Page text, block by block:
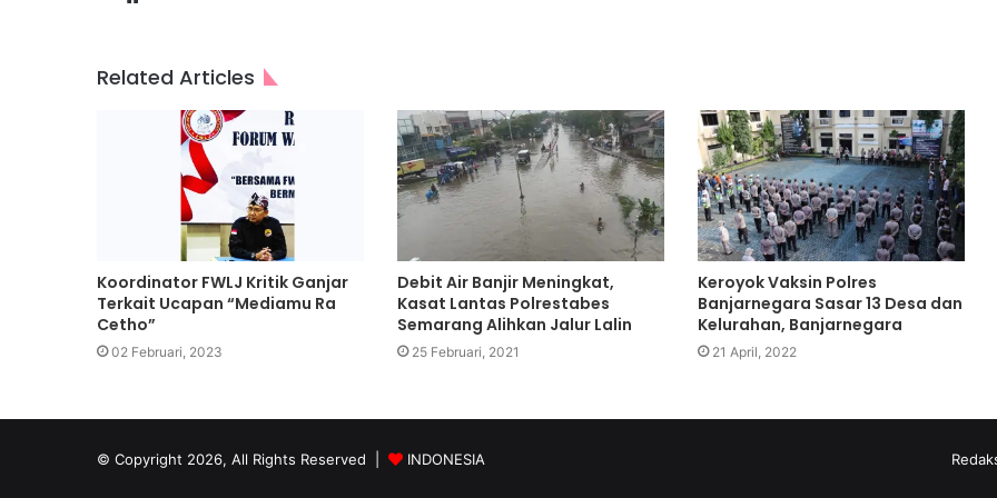
Related Articles
Koordinator FWLJ Kritik Ganjar
Terkait Ucapan “Mediamu Ra
Cetho”
02 Februari, 2023
Debit Air Banjir Meningkat,
Kasat Lantas Polrestabes
Semarang Alihkan Jalur Lalin
25 Februari, 2021
Keroyok Vaksin Polres
Banjarnegara Sasar 13 Desa dan
Kelurahan, Banjarnegara
21 April, 2022
© Copyright 2026, All Rights Reserved | INDONESIA